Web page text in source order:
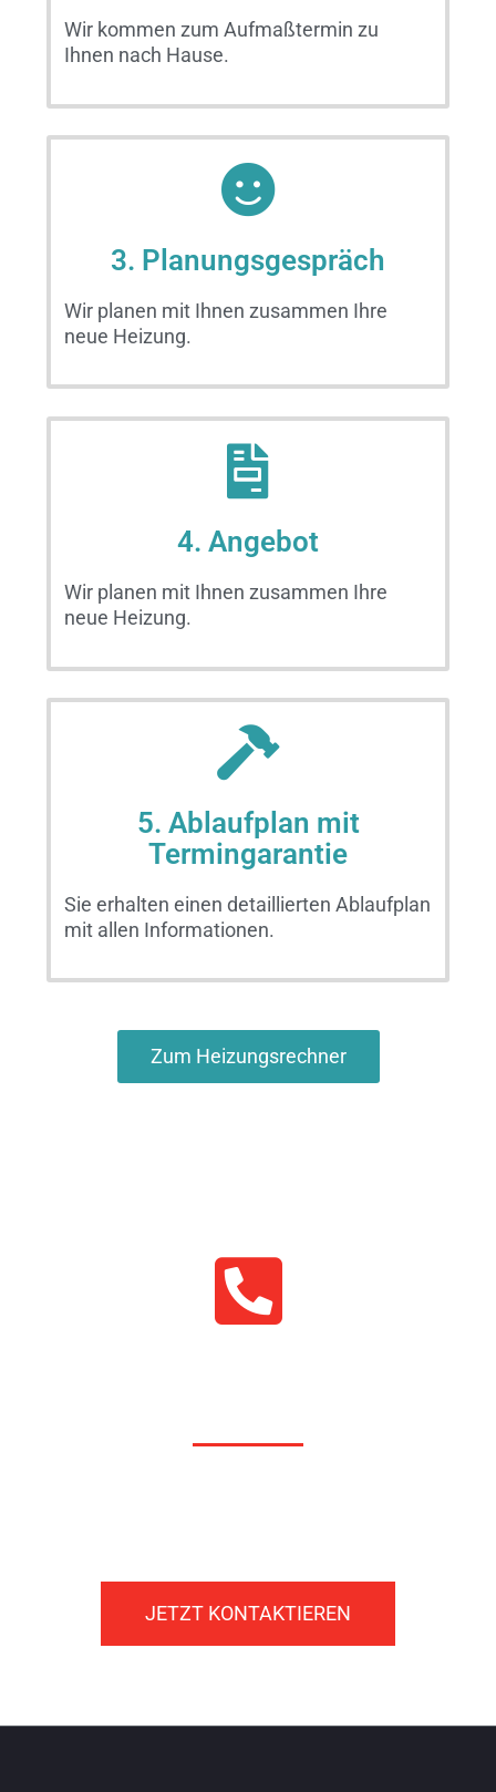
Wir kommen zum Aufmaßtermin zu
Ihnen nach Hause.
3. Planungsgespräch
Wir planen mit Ihnen zusammen Ihre
neue Heizung.
4. Angebot
Wir planen mit Ihnen zusammen Ihre
neue Heizung.
5. Ablaufplan mit
Termingarantie
Sie erhalten einen detaillierten Ablaufplan
mit allen Informationen.
Zum Heizungsrechner
JETZT KONTAKTIEREN